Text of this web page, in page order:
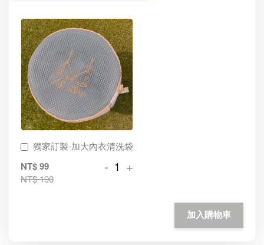
獨家訂製-加大內衣清洗袋
NT$ 99
NT$ 190
- +
加入購物車